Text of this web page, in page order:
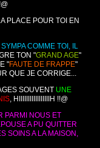
PLACE POUR TOI EN
COMME TOI, IL
TON "GRAND AGE"
"FAUTE DE FRAPPE"
QUE JE CORRIGE...
SOUVENT UNE
, HIIIIIIIIIIIIIIIIIH !!@
PARMI NOUS ET
A PU QUITTER
SOINS A LA MAISON,